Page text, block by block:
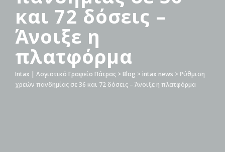
και 72 δόσεις –
Άνοιξε η
πλατφόρμα
Intax | Λογιστικό Γραφείο Πάτρας > Blog > intax news > Ρύθμιση
χρεών πανδημίας σε 36 και 72 δόσεις – Άνοιξε η πλατφόρμα